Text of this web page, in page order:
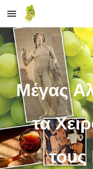
Skip to main content
Μέγας
τα
τους